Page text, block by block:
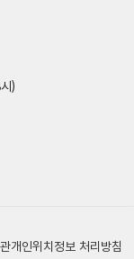
)
개인위치정보 처리방침